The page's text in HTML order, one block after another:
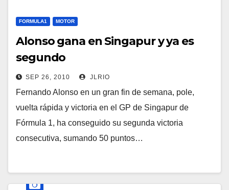
FORMULA1 MOTOR
Alonso gana en Singapur y ya es
segundo
SEP 26, 2010 JLRIO
Fernando Alonso en un gran fin de semana, pole,
vuelta rápida y victoria en el GP de Singapur de
Fórmula 1, ha conseguido su segunda victoria
consecutiva, sumando 50 puntos…